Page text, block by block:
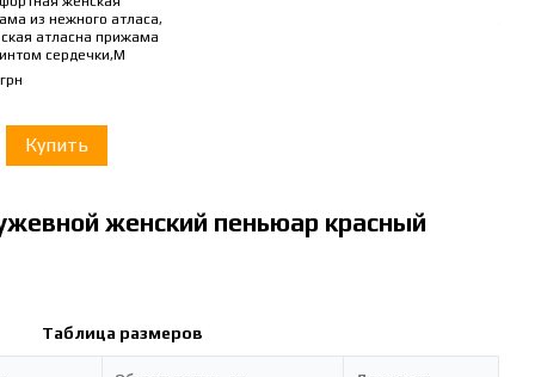
из нежного атласа,
атласна прижама
сердечки,M
Купить
женский пеньюар красный
Таблица размеров